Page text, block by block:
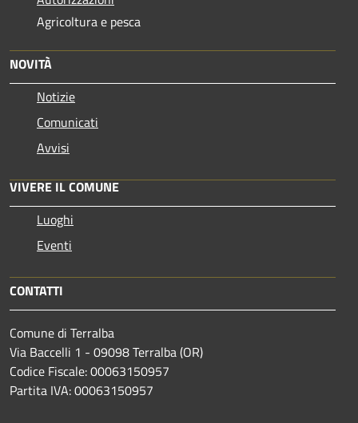
Agricoltura e pesca
NOVITÀ
Notizie
Comunicati
Avvisi
VIVERE IL COMUNE
Luoghi
Eventi
CONTATTI
Comune di Terralba
Via Baccelli 1 - 09098 Terralba (OR)
Codice Fiscale: 00063150957
Partita IVA: 00063150957